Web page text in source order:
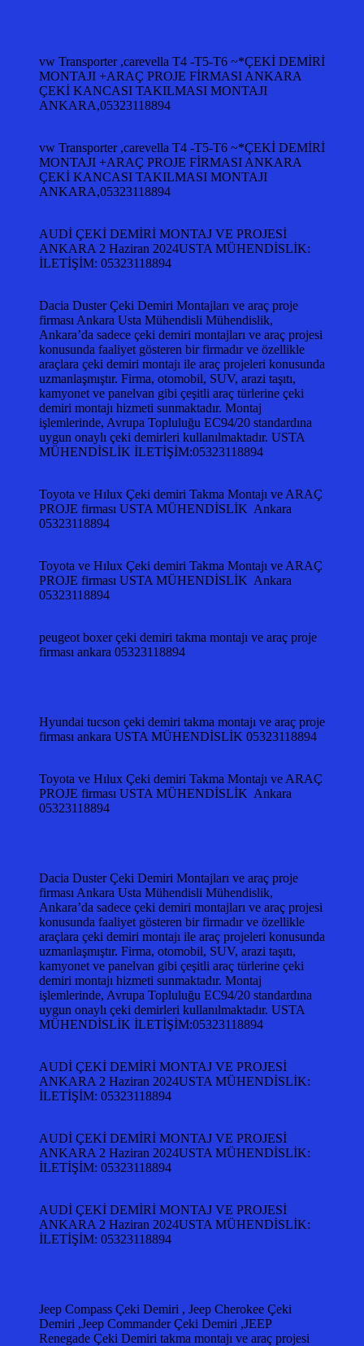
vw Transporter ,carevella T4 -T5-T6 ~*ÇEKİ DEMİRİ
MONTAJI +ARAÇ PROJE FİRMASI ANKARA
ÇEKİ KANCASI TAKILMASI MONTAJI
ANKARA,05323118894
vw Transporter ,carevella T4 -T5-T6 ~*ÇEKİ DEMİRİ
MONTAJI +ARAÇ PROJE FİRMASI ANKARA
ÇEKİ KANCASI TAKILMASI MONTAJI
ANKARA,05323118894
AUDİ ÇEKİ DEMİRİ MONTAJ VE PROJESİ
ANKARA 2 Haziran 2024USTA MÜHENDİSLİK:
İLETİŞİM: 05323118894
Dacia Duster Çeki Demiri Montajları ve araç proje
firması Ankara Usta Mühendisli Mühendislik,
Ankara’da sadece çeki demiri montajları ve araç projesi
konusunda faaliyet gösteren bir firmadır ve özellikle
araçlara çeki demiri montajı ile araç projeleri konusunda
uzmanlaşmıştır. Firma, otomobil, SUV, arazi taşıtı,
kamyonet ve panelvan gibi çeşitli araç türlerine çeki
demiri montajı hizmeti sunmaktadır. Montaj
işlemlerinde, Avrupa Topluluğu EC94/20 standardına
uygun onaylı çeki demirleri kullanılmaktadır. USTA
MÜHENDİSLİK İLETİŞİM:05323118894
Toyota ve Hılux Çeki demiri Takma Montajı ve ARAÇ
PROJE firması USTA MÜHENDİSLİK Ankara
05323118894
Toyota ve Hılux Çeki demiri Takma Montajı ve ARAÇ
PROJE firması USTA MÜHENDİSLİK Ankara
05323118894
peugeot boxer çeki demiri takma montajı ve araç proje
firması ankara 05323118894
Hyundai tucson çeki demiri takma montajı ve araç proje
firması ankara USTA MÜHENDİSLİK 05323118894
Toyota ve Hılux Çeki demiri Takma Montajı ve ARAÇ
PROJE firması USTA MÜHENDİSLİK Ankara
05323118894
Dacia Duster Çeki Demiri Montajları ve araç proje
firması Ankara Usta Mühendisli Mühendislik,
Ankara’da sadece çeki demiri montajları ve araç projesi
konusunda faaliyet gösteren bir firmadır ve özellikle
araçlara çeki demiri montajı ile araç projeleri konusunda
uzmanlaşmıştır. Firma, otomobil, SUV, arazi taşıtı,
kamyonet ve panelvan gibi çeşitli araç türlerine çeki
demiri montajı hizmeti sunmaktadır. Montaj
işlemlerinde, Avrupa Topluluğu EC94/20 standardına
uygun onaylı çeki demirleri kullanılmaktadır. USTA
MÜHENDİSLİK İLETİŞİM:05323118894
AUDİ ÇEKİ DEMİRİ MONTAJ VE PROJESİ
ANKARA 2 Haziran 2024USTA MÜHENDİSLİK:
İLETİŞİM: 05323118894
AUDİ ÇEKİ DEMİRİ MONTAJ VE PROJESİ
ANKARA 2 Haziran 2024USTA MÜHENDİSLİK:
İLETİŞİM: 05323118894
AUDİ ÇEKİ DEMİRİ MONTAJ VE PROJESİ
ANKARA 2 Haziran 2024USTA MÜHENDİSLİK:
İLETİŞİM: 05323118894
Jeep Compass Çeki Demiri , Jeep Cherokee Çeki
Demiri ,Jeep Commander Çeki Demiri ,JEEP
Renegade Çeki Demiri takma montajı ve araç projesi